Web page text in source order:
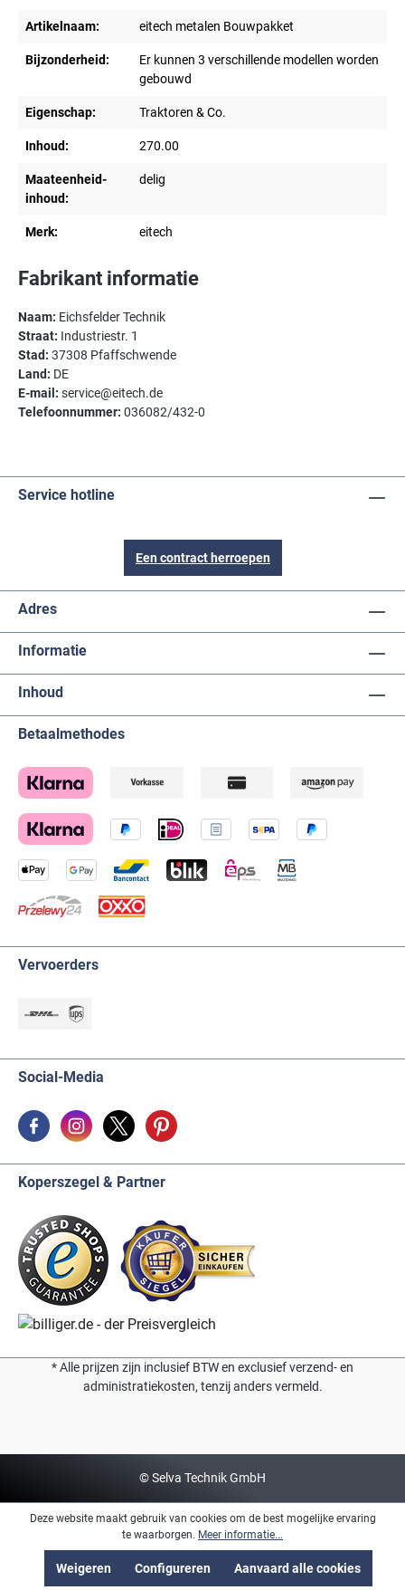
Artikelnaam: eitech metalen Bouwpakket
Bijzonderheid:
Er kunnen 3 verschillende modellen worden
gebouwd
Eigenschap: Traktoren & Co.
Inhoud: 270.00
Maateenheid-
inhoud:
delig
Merk: eitech
Fabrikant informatie
Naam: Eichsfelder Technik
Straat: Industriestr. 1
Stad: 37308 Pfaffschwende
Land: DE
E-mail: service@eitech.de
Telefoonnummer: 036082/432-0
Service hotline
Een contract herroepen
Adres
Informatie
Inhoud
Betaalmethodes
Vervoerders
Social-Media
Koperszegel & Partner
* Alle prijzen zijn inclusief BTW en exclusief verzend- en
administratiekosten, tenzij anders vermeld.
© Selva Technik GmbH
Deze website maakt gebruik van cookies om de best mogelijke ervaring
te waarborgen. Meer informatie...
Weigeren Configureren Aanvaard alle cookies